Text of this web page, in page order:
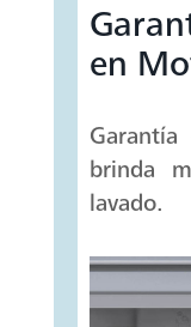
en
brinda
lavado.